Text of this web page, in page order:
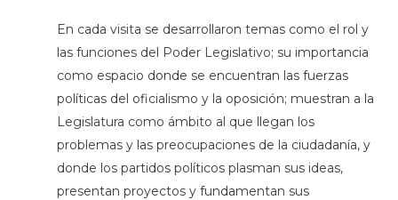
En cada visita se desarrollaron temas como el rol y
las funciones del Poder Legislativo; su importancia
como espacio donde se encuentran las fuerzas
políticas del oficialismo y la oposición; muestran a la
Legislatura como ámbito al que llegan los
problemas y las preocupaciones de la ciudadanía, y
donde los partidos políticos plasman sus ideas,
presentan proyectos y fundamentan sus